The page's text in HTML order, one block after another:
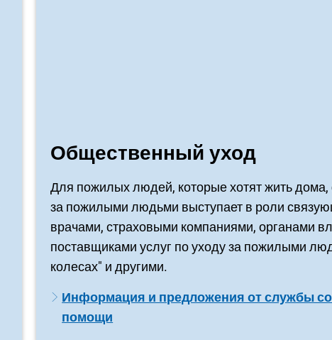
Общественный уход
Для пожилых людей, которые хотят жить дома,
за пожилыми людьми выступает в роли
врачами, страховыми компаниями, органами
поставщиками услуг по уходу за пожилыми
колесах" и другими.
Информация и предложения от службы
помощи